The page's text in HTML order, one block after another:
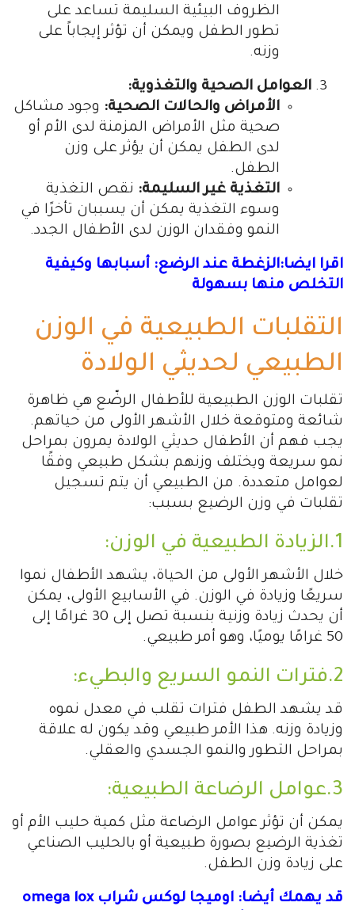
الظروف البيئية السليمة تساعد على
تطور الطفل ويمكن أن تؤثر إيجاباً على
وزنه.
العوامل الصحية والتغذوية:
الأمراض والحالات الصحية: وجود مشاكل
صحية مثل الأمراض المزمنة لدى الأم أو
لدى الطفل يمكن أن يؤثر على وزن
الطفل.
التغذية غير السليمة: نقص التغذية
وسوء التغذية يمكن أن يسببان تأخرًا في
النمو وفقدان الوزن لدى الأطفال الجدد.
اقرا ايضا:الزغطة عند الرضع: أسبابها وكيفية
التخلص منها بسهولة
التقلبات الطبيعية في الوزن
الطبيعي لحديثي الولادة
تقلبات الوزن الطبيعية للأطفال الرضّع هي ظاهرة
شائعة ومتوقعة خلال الأشهر الأولى من حياتهم.
يجب فهم أن الأطفال حديثي الولادة يمرون بمراحل
نمو سريعة ويختلف وزنهم بشكل طبيعي وفقًا
لعوامل متعددة. من الطبيعي أن يتم تسجيل
تقلبات في وزن الرضيع بسبب:
1.الزيادة الطبيعية في الوزن:
خلال الأشهر الأولى من الحياة، يشهد الأطفال نموا
سريعًا وزيادة في الوزن. في الأسابيع الأولى، يمكن
أن يحدث زيادة وزنية بنسبة تصل إلى 30 غرامًا إلى
50 غرامًا يوميًا، وهو أمر طبيعي.
2.فترات النمو السريع والبطيء:
قد يشهد الطفل فترات تقلب في معدل نموه
وزيادة وزنه. هذا الأمر طبيعي وقد يكون له علاقة
بمراحل التطور والنمو الجسدي والعقلي.
3.عوامل الرضاعة الطبيعية:
يمكن أن تؤثر عوامل الرضاعة مثل كمية حليب الأم أو
تغذية الرضيع بصورة طبيعية أو بالحليب الصناعي
على زيادة وزن الطفل.
قد يهمك أيضا: اوميجا لوكس شراب omega lox